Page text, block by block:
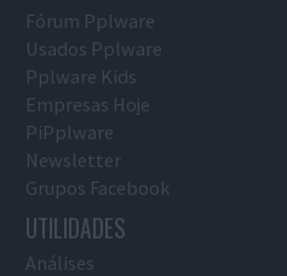
Fórum Pplware
Usados Pplware
Pplware Kids
Empresas Hoje
PiPplware
Newsletter
Grupos Facebook
UTILIDADES
Análises